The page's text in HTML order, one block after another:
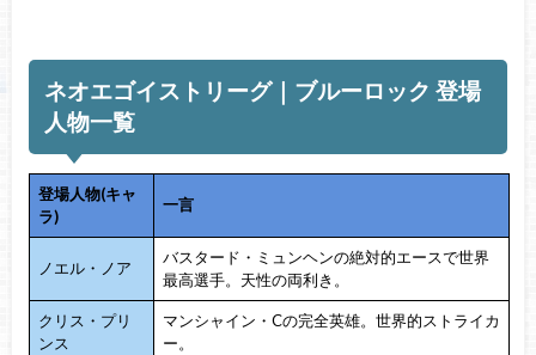
ネオエゴイストリーグ｜ブルーロック 登場
人物一覧
登場人物(キャ
ラ)
一言
ノエル・ノア
バスタード・ミュンヘンの絶対的エースで世界
最高選手。天性の両利き。
クリス・プリ
ンス
マンシャイン・Cの完全英雄。世界的ストライカ
ー。